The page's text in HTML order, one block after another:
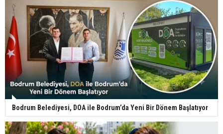
Bodrum Belediyesi, DOA ile Bodrum’da Yeni Bir Dönem Başlatıyor